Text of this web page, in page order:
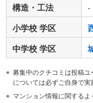
構造・工法
-
小学校 学区
中学校 学区
募集中のクチコミは投稿
については必ずご自身で実
マンション情報に関するよ